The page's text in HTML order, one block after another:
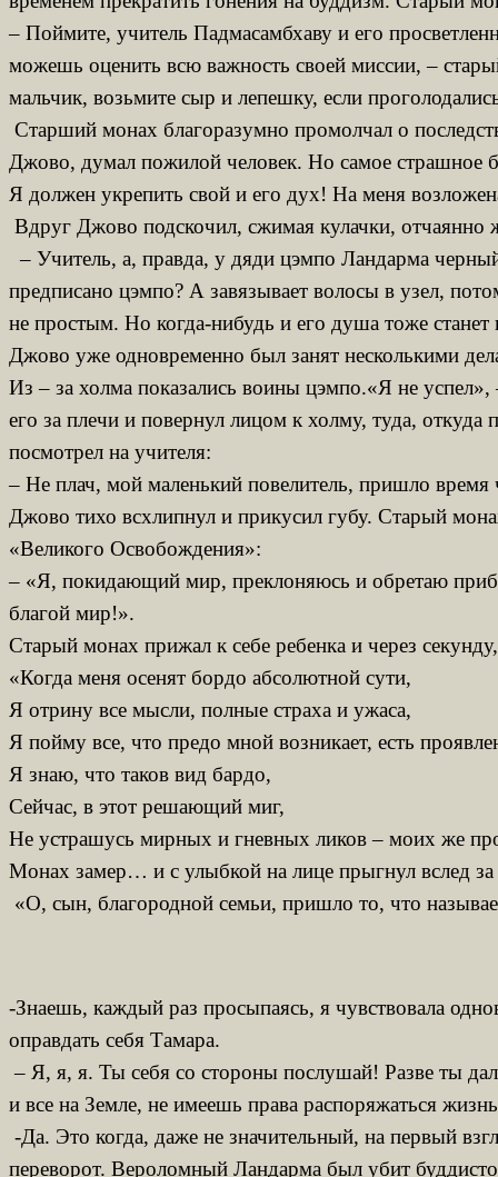
– Поймите, учитель Падмасамбхаву и его
можешь оценить всю важность своей миссии, –
мальчик, возьмите сыр и лепешку, если
Старший монах благоразумно промолчал о
Джово, думал пожилой человек. Но самое страшное
Я должен укрепить свой и его дух! На меня
Вдруг Джово подскочил, сжимая кулачки, отчаянно
– Учитель, а, правда, у дяди цэмпо Ландарма
предписано цэмпо? А завязывает волосы в узел,
не простым. Но когда-нибудь и его душа тоже
Джово уже одновременно был занят несколькими
Из – за холма показались воины цэмпо.«Я не успел»,
его за плечи и повернул лицом к холму, туда,
посмотрел на учителя:
– Не плач, мой маленький повелитель, пришло
Джово тихо всхлипнул и прикусил губу. Старый
«Великого Освобождения»:
– «Я, покидающий мир, преклоняюсь и обретаю
благой мир!».
Старый монах прижал к себе ребенка и через
«Когда меня осенят бордо абсолютной сути,
Я отрину все мысли, полные страха и ужаса,
Я пойму все, что предо мной возникает, есть
Я знаю, что таков вид бардо,
Сейчас, в этот решающий миг,
Не устрашусь мирных и гневных ликов – моих же
Монах замер… и с улыбкой на лице прыгнул вслед
«О, сын, благородной семьи, пришло то, что
-Знаешь, каждый раз просыпаясь, я чувствовала
оправдать себя Тамара.
– Я, я, я. Ты себя со стороны послушай! Разве ты
и все на Земле, не имеешь права распоряжаться
-Да. Это когда, даже не значительный, на первый
переворот. Вероломный Ландарма был убит